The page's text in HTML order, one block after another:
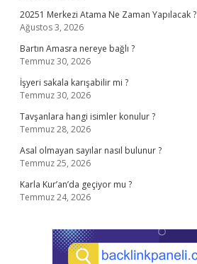
20251 Merkezi Atama Ne Zaman Yapılacak ?
Ağustos 3, 2026
Bartın Amasra nereye bağlı ?
Temmuz 30, 2026
İşyeri sakala karışabilir mi ?
Temmuz 30, 2026
Tavşanlara hangi isimler konulur ?
Temmuz 28, 2026
Asal olmayan sayılar nasıl bulunur ?
Temmuz 25, 2026
Karla Kur’an’da geçiyor mu ?
Temmuz 24, 2026